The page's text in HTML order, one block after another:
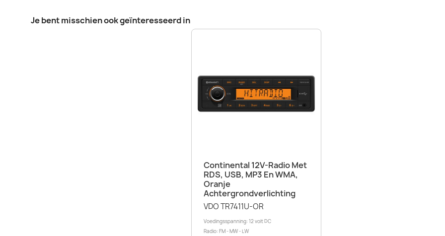
Je bent misschien ook geïnteresseerd in
Snel bekijken
Continental 12V-Radio Met
RDS, USB, MP3 En WMA,
Oranje
Achtergrondverlichting
VDO TR7411U-OR
Voedingsspanning: 12 volt DC
Radio: FM - MW - LW